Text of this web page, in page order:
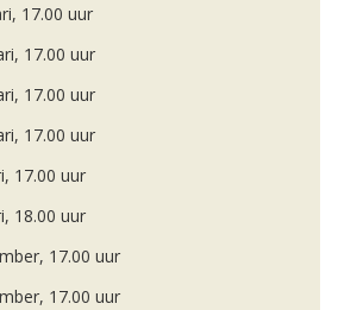
17.00 uur
17.00 uur
17.00 uur
17.00 uur
17.00 uur
18.00 uur
17.00 uur
17.00 uur